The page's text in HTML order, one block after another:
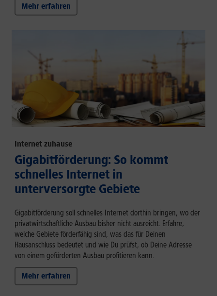
Mehr erfahren
Internet zuhause
Gigabitförderung: So kommt
schnelles Internet in
unterversorgte Gebiete
Gigabitförderung soll schnelles Internet dorthin bringen, wo der
privatwirtschaftliche Ausbau bisher nicht ausreicht. Erfahre,
welche Gebiete förderfähig sind, was das für Deinen
Hausanschluss bedeutet und wie Du prüfst, ob Deine Adresse
von einem geförderten Ausbau profitieren kann.
Mehr erfahren